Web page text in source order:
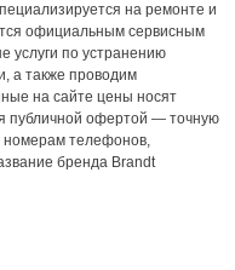
на ремонте и
официальным сервисным
услуги по устранению
а также проводим
на сайте цены носят
публичной офертой — точную
номерам телефонов,
бренда Brandt